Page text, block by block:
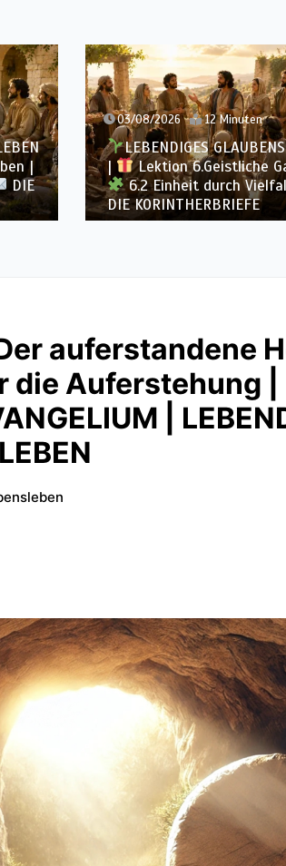
|
DIE
03/08/2026 12 Minuten
LEBENDIGES
|
Lektion 6.Geistliche
6.2 Einheit durch
DIE KORINTHERBRIEFE
auferstandene
die Auferstehung |
|